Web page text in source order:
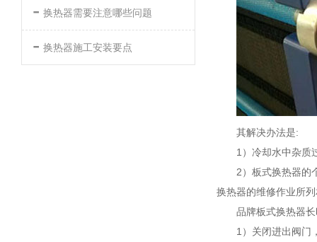
- 换热器需要注意哪些问题
- 换热器施工安装要点
其解决办法是:
1）冷却水中杂质
2）板式换热器的
换热器的维修作业所
品牌板式换热器
1）关闭进出阀门